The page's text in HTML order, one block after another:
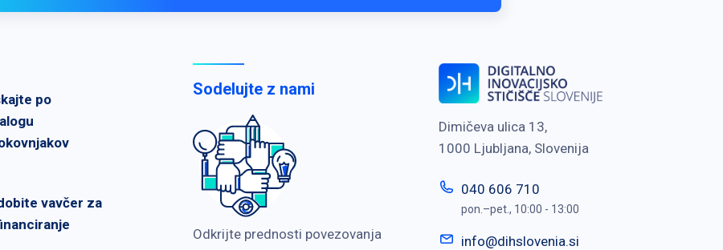
po
vavčer za
Sodelujte z nami
Odkrijte prednosti povezovanja
Dimičeva ulica 13,
1000 Ljubljana, Slovenija
040 606 710
pon.–pet., 10:00 - 13:00
info@dihslovenia.si